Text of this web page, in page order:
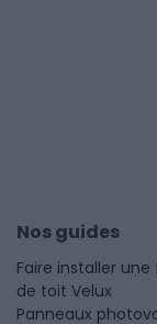
Nos guides
Faire installer
de toit Velux
Panneaux